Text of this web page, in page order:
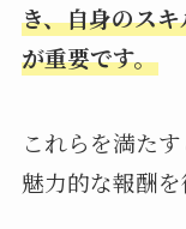
き、自身のス
が重要です。
これらを満た
魅力的な報酬を